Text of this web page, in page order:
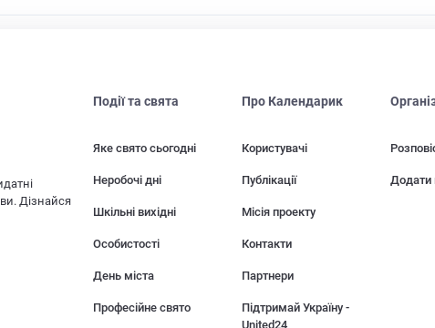
Дізнайся
Події та свята
Яке свято сьогодні
Неробочі дні
Шкільні вихідні
Особистості
День міста
Професійне свято
Про Календарик
Користувачі
Публікації
Місія проекту
Контакти
Партнери
Підтримай Україну -
United24
Додати